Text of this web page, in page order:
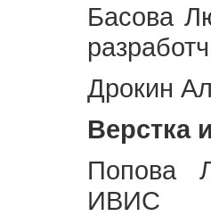
Басова
Дрокин
Верстка
Попова
ИВИС